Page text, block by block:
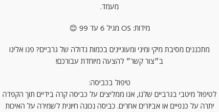
מעמד.
מידות: OS מגיל 6 עד 99 😊
מתכננים מסיבת מיקי ומיני ומעוניינים בכמות גדולה של גרביים? פנו אלינו
ב״צור קשר״ להצעה מיוחדת עבורכם!
טיפול בכביסה:
לטיפול מיטבי בגרביים שלנו, אנו ממליצים על כביסה קרה בידיים תוך הקפדה
יתרה על כנפיים או אביזרים אחרים. כביסה נכונה חיונית לשמירה על האיכות